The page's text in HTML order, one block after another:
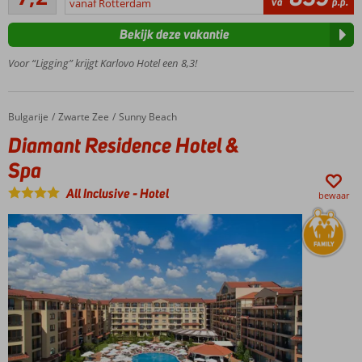
het
strand
en bars op
loopafstand
Appartementen
personen
Halfpension
mogelijk
beoordelingenvanaf Rotterdam
Voor “Ligging” krijgt Karlovo Hotel een 8,3!
Bekijk deze vakantie
Home
Bulgarije Zwarte Zee Sunny Beach
Diamant Residence Hotel & Spa
Diamant Residence Hotel &
Spa
All Inclusive-Hotel bewaar